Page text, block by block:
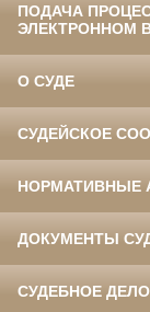
ПОДАЧА
ЭЛЕКТРОННОМ
О СУДЕ
СУДЕЙСКОЕ
НОРМАТИВНЫЕ
ДОКУМЕНТЫ
СУДЕБНОЕ